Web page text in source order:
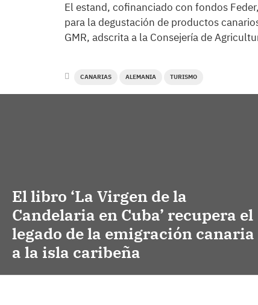
El estand, cofinanciado con fondos
para la degustación de productos
GMR, adscrita a la Consejería de
CANARIAS ALEMANIA TURISMO
El libro ‘La Virgen de la
Candelaria en Cuba’ recupera el
legado de la emigración canaria
a la isla caribeña